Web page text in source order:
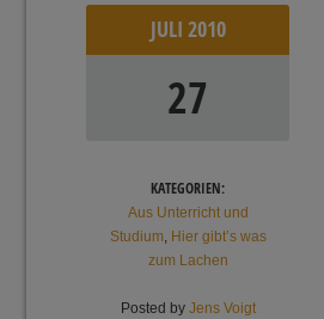
JULI 2010
27
KATEGORIEN:
Aus Unterricht und
Studium, Hier gibt’s was
zum Lachen
Posted by Jens Voigt